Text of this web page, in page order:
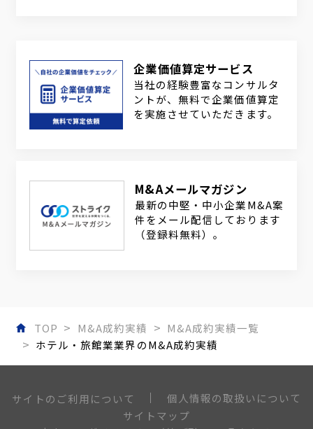
企業価値算定サービス
当社の経験豊富なコンサルタ
ントが、無料で企業価値算定
を実施させていただきます。
M&Aメールマガジン
最新の中堅・中小企業M&A案
件をメール配信しております
（登録料無料）。
TOP M&A成約実績
M&A成約実績一覧
ホテル・旅館業業界のM&A成約実績
サイトのご利用について
個人情報の取扱いについて
サイトマップ